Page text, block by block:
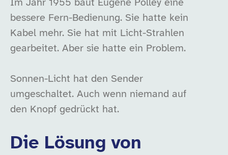
Im Jahr 1955 baut Eugene Polley eine
bessere Fern-Bedienung. Sie hatte kein
Kabel mehr. Sie hat mit Licht-Strahlen
gearbeitet. Aber sie hatte ein Problem.
Sonnen-Licht hat den Sender
umgeschaltet. Auch wenn niemand auf
den Knopf gedrückt hat.
Die Lösung von